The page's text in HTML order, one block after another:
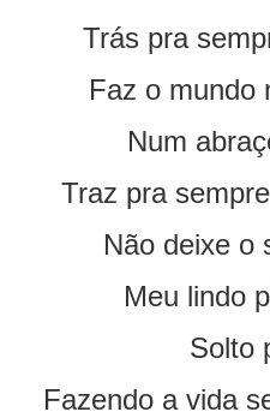
Trás pra
Faz o mundo
Num
Traz pra
Não deixe o
Meu lindo
Solto
Fazendo a vida